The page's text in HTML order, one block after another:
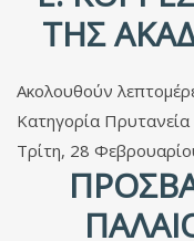
ΤΗΣ
Aκολουθούν
Κατηγορία Πρυτανεία
Τρίτη, 28